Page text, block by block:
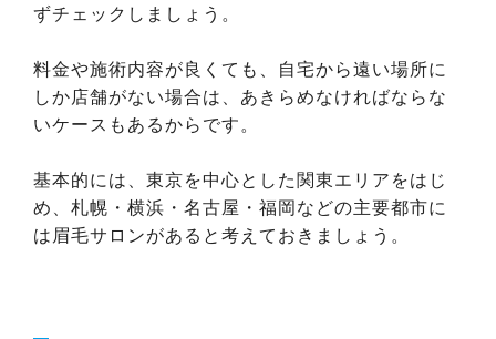
ずチェックしましょう。
料金や施術内容が良くても、自宅から遠い場所に
しか店舗がない場合は、あきらめなければならな
いケースもあるからです。
基本的には、東京を中心とした関東エリアをはじ
め、札幌・横浜・名古屋・福岡などの主要都市に
は眉毛サロンがあると考えておきましょう。